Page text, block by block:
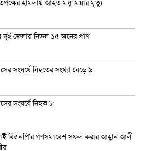
হামলায় আহত মধু মিয়ার মৃত্যু
দুই জেলায় নিভল ১৫ জনের প্রাণ
সংঘর্ষে নিহতের সংখ্যা বেড়ে ৯
সংঘর্ষে নিহত ৮
বিএনপি’র গণসমাবেশ সফল করার আহ্বান আলী